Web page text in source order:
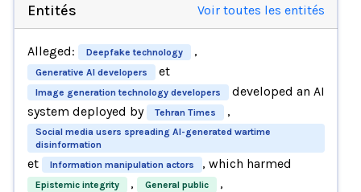
Entités Voir toutes les entités
Alleged: Deepfake technology ,
Generative AI developers et
Image generation technology developers
developed an AI
system deployed by
Tehran Times ,
Social media users spreading AI-generated wartime
disinformation
et Information manipulation actors , which harmed
Epistemic integrity , General public ,